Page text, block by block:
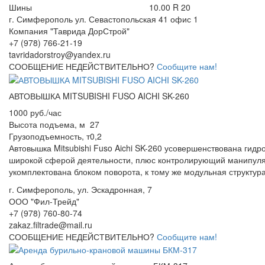
Шины
10.00 R 20
г. Симферополь ул. Севастопольская 41 офис 1
Компания "Таврида ДорСтрой"
+7 (978) 766-21-19
tavridadorstroy@yandex.ru
СООБЩЕНИЕ НЕДЕЙСТВИТЕЛЬНО? Сообщите нам!
АВТОВЫШКА MITSUBISHI FUSO AICHI SK-260
1000 руб./час
Высота подъема, м 27
Грузоподъемность, т0,2
Автовышка Mitsubishi Fuso Aichi SK-260 усовершенствована
широкой сферой деятельности, плюс контролирующий
укомплектована блоком поворота, к тому же модульная
г. Симферополь, ул. Эскадронная, 7
ООО "Фил-Трейд"
+7 (978) 760-80-74
zakaz.filtrade@mail.ru
СООБЩЕНИЕ НЕДЕЙСТВИТЕЛЬНО? Сообщите нам!